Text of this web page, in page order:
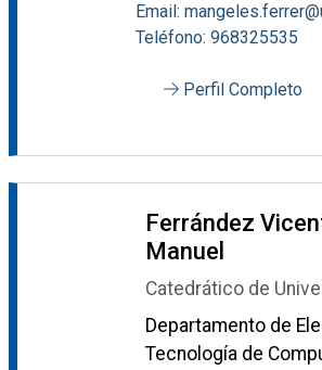
Email:
Teléfono: 968325535
Perfil Completo
Ferrández
Manuel
Catedrático de
Departamento de
Tecnología de